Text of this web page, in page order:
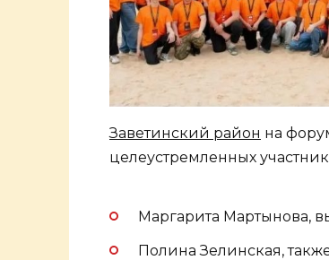
Заветинский район на
целеустремленных
Маргарита Мартынова,
Полина Зелинская,